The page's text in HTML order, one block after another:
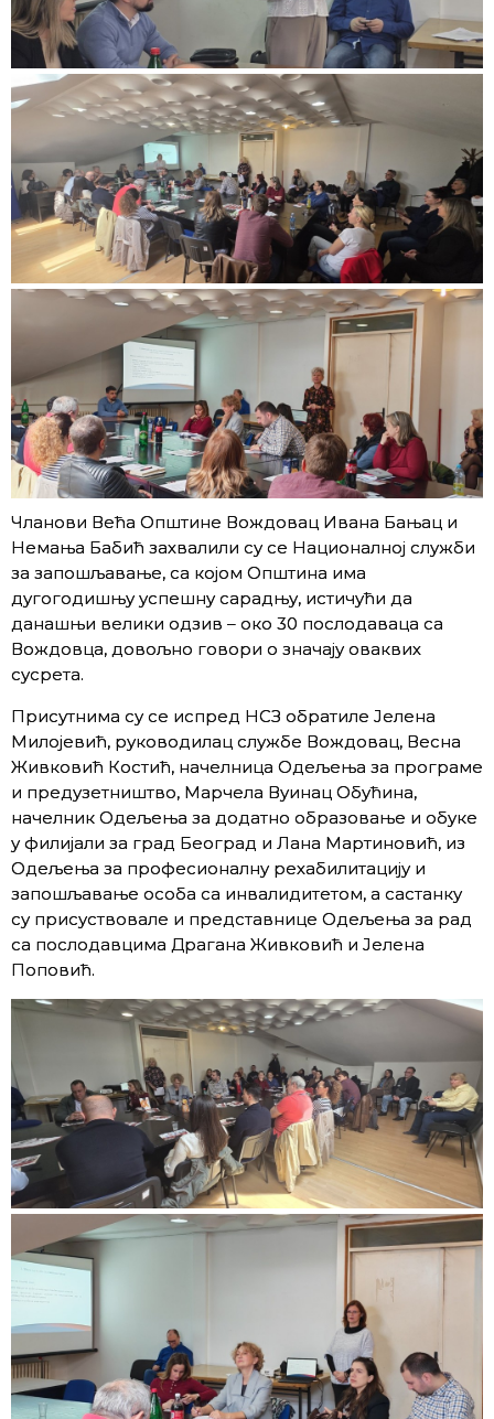
Чланови Већа Општине Вождовац Ивана Бањац и
Немања Бабић захвалили су се Националној служби
за запошљавање, са којом Општина има
дугогодишњу успешну сарадњу, истичући да
данашњи велики одзив – око 30 послодаваца са
Вождовца, довољно говори о значају оваквих
сусрета.
Присутнима су се испред НСЗ обратиле Јелена
Милојевић, руководилац службе Вождовац, Весна
Живковић Костић, начелница Одељења за програме
и предузетништво, Марчела Вуинац Обућина,
начелник Одељења за додатно образовање и обуке
у филијали за град Београд и Лана Мартиновић, из
Одељења за професионалну рехабилитацију и
запошљавање особа са инвалидитетом, а састанку
су присуствовале и представнице Одељења за рад
са послодавцима Драгана Живковић и Јелена
Поповић.